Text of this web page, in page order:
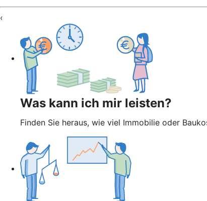
‹
Was kann ich mir leisten?
Finden Sie heraus, wie viel Immobilie oder